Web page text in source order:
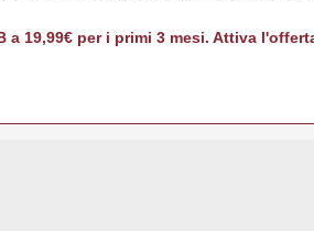
a 19,99€ per i primi 3 mesi. Attiva